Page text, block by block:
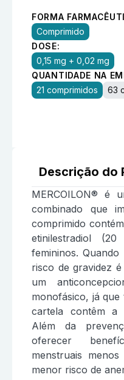
FORMA
Comprimido
DOSE:
0,15 mg + 0,02 mg
QUANTIDADE NA
21 comprimidos
63
Descrição do
MERCOILON® é
combinado que
comprimido
etinilestradiol
femininos.
risco de gravidez
um
monofásico, já
cartela contêm a
Além da
oferecer
menstruais
menor risco de